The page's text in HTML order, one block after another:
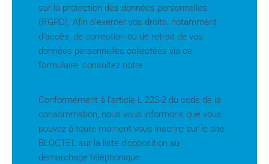
sur la protection des données personnelles
(RGPD). Afin d’exercer vos droits, notamment
d’accès, de correction ou de retrait de vos
données personnelles collectées via ce
formulaire, consultez notre
.
Conformément à l’article L 223-2 du code de la
consommation, nous vous informons que vous
pouvez à toute moment vous inscrire sur le site
BLOCTEL sur la liste d’opposition au
démarchage téléphonique.